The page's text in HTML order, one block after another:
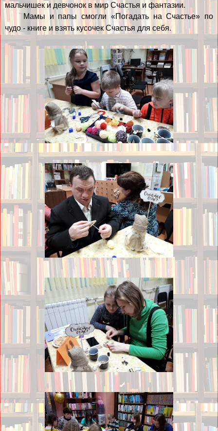
мальчишек и девчонок в мир Счастья и фантазии.
Мамы и папы смогли «Погадать на Счастье» по
чудо - книге и взять кусочек Счастья для себя.